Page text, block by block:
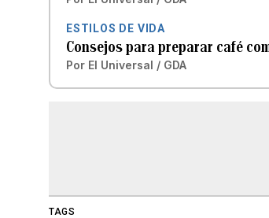
ESTILOS DE VIDA
Consejos para preparar café
Por El Universal / GDA
TAGS